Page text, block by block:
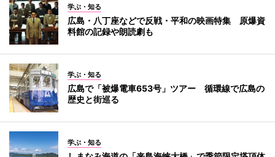
学ぶ・知る
広島・八丁座などで反戦・平和の映画特集 原爆資
料館の記録や朗読劇も
学ぶ・知る
広島で「被爆電車653号」ツアー 循環線で広島の
歴史と街巡る
学ぶ・知る